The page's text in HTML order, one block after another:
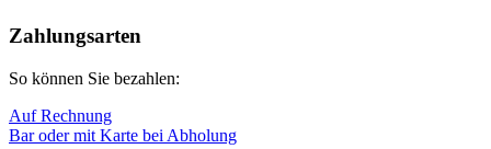
oben
Zahlungsarten
So können Sie bezahlen:
Auf Rechnung
Bar oder mit Karte bei Abholung